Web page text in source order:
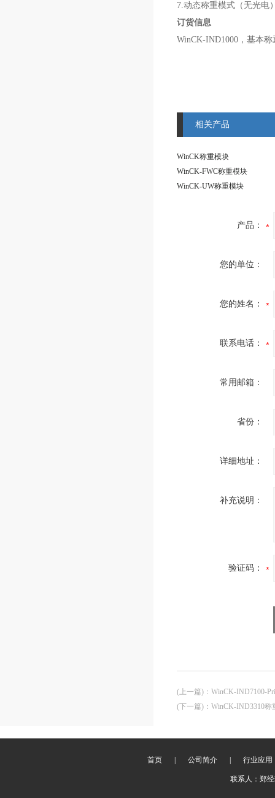
7.动态称重模式（无光电
订货信息
WinCK-IND1000，基本称
相关产品
WinCK称重模块
WinCK-FWC称重模块
WinCK-UW称重模块
产品：
您的单位：
您的姓名：
联系电话：
常用邮箱：
省份：
详细地址：
补充说明：
验证码：
(上一篇) ： WinCK-IND7100-
(下一篇) ： WinCK-IND3310称
首页 公司简介 行业应用
联系人：郑